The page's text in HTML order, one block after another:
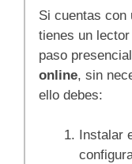
Si cuentas con
tienes un
paso
online, sin
ello debes:
Instalar